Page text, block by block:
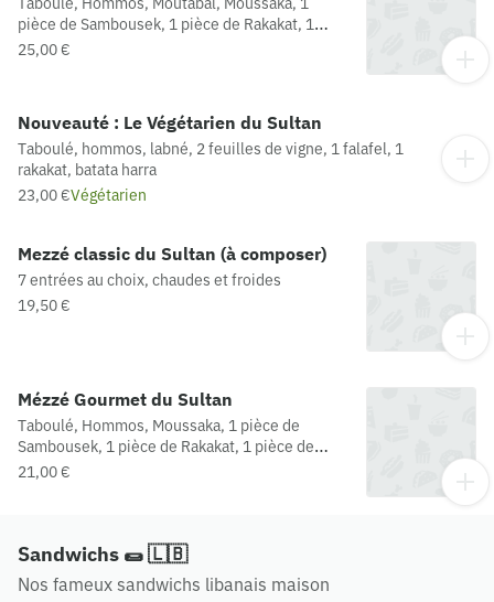
pièce de Sambousek, 1 pièce de Rakakat, 1
pièce de Fatayer, 1 pièce de Falafel, poulet et
25,00 €
Nouveauté : Le Végétarien du Sultan
Taboulé, hommos, labné, 2 feuilles de vigne, 1 falafel, 1
rakakat, batata harra
23,00 €Végétarien
Mezzé classic du Sultan (à composer)
7 entrées au choix, chaudes et froides
19,50 €
Mézzé Gourmet du Sultan
Taboulé, Hommos, Moussaka, 1 pièce de
Sambousek, 1 pièce de Rakakat, 1 pièce de
Falafel, poulet et kefta.N'hésitez pas à ajouter
21,00 €
Sandwichs 🌯 🇱🇧
Nos fameux sandwichs libanais maison